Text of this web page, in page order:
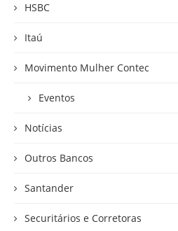
HSBC
Itaú
Movimento Mulher Contec
Eventos
Notícias
Outros Bancos
Santander
Securitários e Corretoras